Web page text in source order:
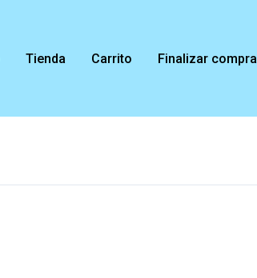
Tienda Carrito Finalizar compra